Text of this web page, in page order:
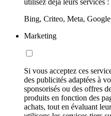
Bing, Criteo, Meta,
Marketing
Si vous acceptez ces
des publicités adaptées à
sponsorisés ou des offres
produits en fonction des
achats, tout en évaluant